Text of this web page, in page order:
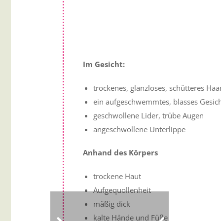
Im Gesicht:
trockenes, glanzloses, schütteres
ein aufgeschwemmtes, blasses
geschwollene Lider, trübe Augen
angeschwollene Unterlippe
Anhand des Körpers
trockene Haut
Aufgequollenheit
mäßig dick
kalte Hände und Füße